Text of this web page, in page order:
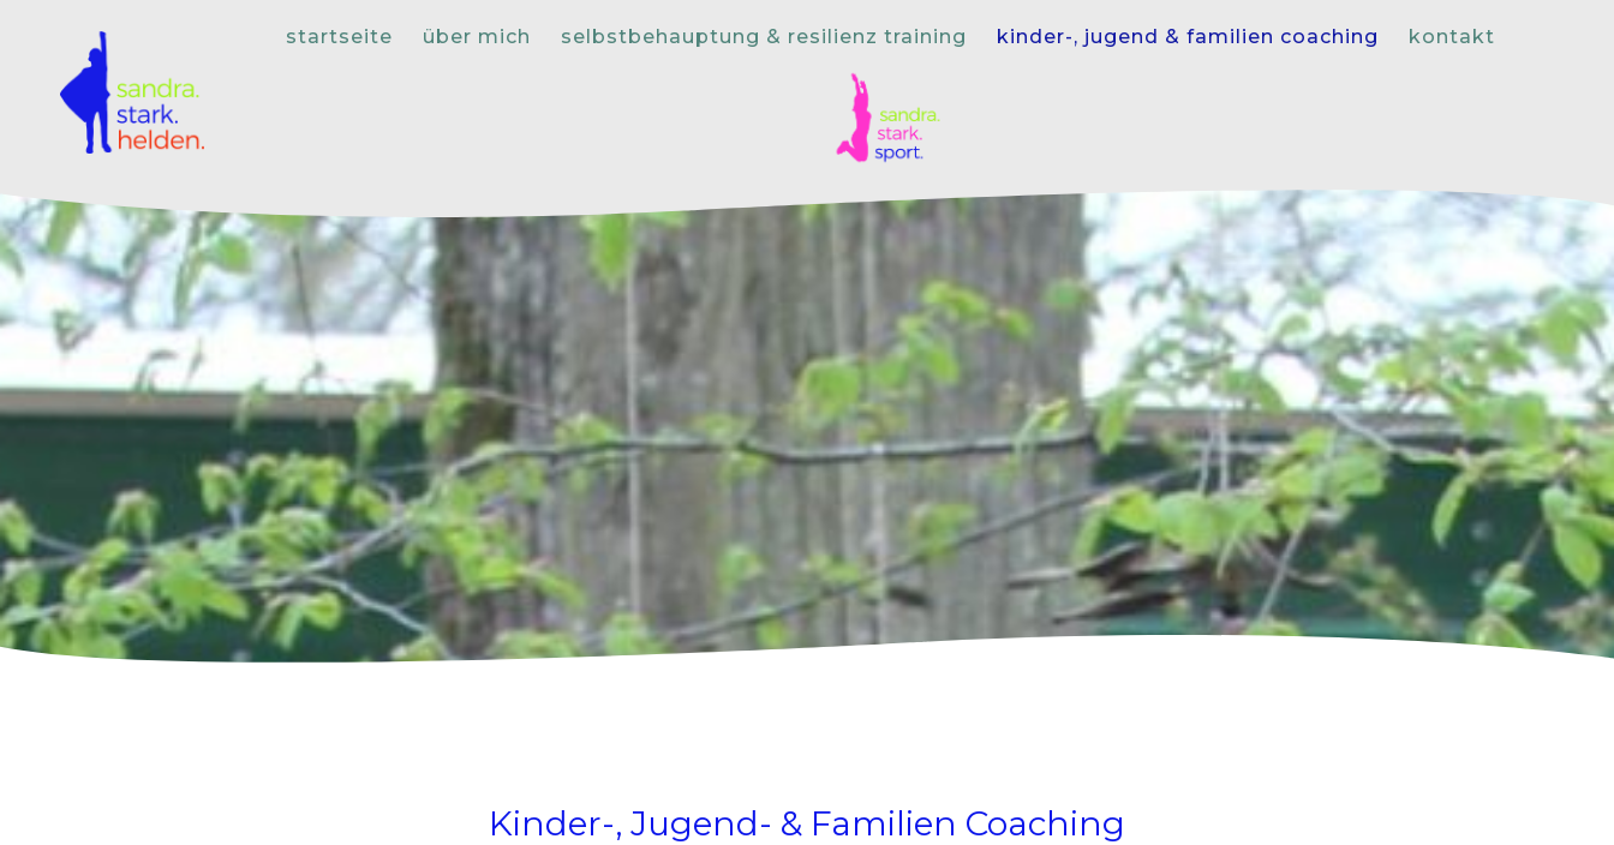
startseite über mich selbstbehauptung & resilienz training kinder-, jugend & familien coaching kontakt
Kinder-, Jugend- & Familien Coaching